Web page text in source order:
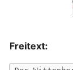
Freitext: